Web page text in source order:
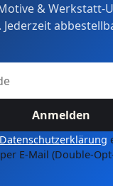
& Werkstatt-
Anmelden
Datenschutzerklärung
E-Mail (Double-